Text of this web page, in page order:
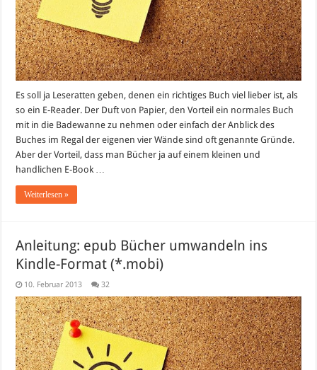
Es soll ja Leseratten geben, denen ein richtiges Buch viel lieber ist, als
so ein E-Reader. Der Duft von Papier, den Vorteil ein normales Buch
mit in die Badewanne zu nehmen oder einfach der Anblick des
Buches im Regal der eigenen vier Wände sind oft genannte Gründe.
Aber der Vorteil, dass man Bücher ja auf einem kleinen und
handlichen E-Book …
Weiterlesen »
Anleitung: epub Bücher umwandeln ins
Kindle-Format (*.mobi)
10. Februar 2013 32